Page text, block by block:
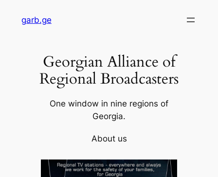
garb.ge
Georgian Alliance of
Regional Broadcasters
One window in nine regions of
Georgia.
About us